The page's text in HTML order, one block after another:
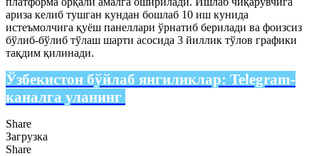
ариза келиб тушган кундан бошлаб 10 иш кунида
истеъмолчига қуёш панеллари ўрнатиб берилади ва фоизсиз
бўлиб-бўлиб тўлаш шарти асосида 3 йиллик тўлов графики
тақдим қилинади.
Ўзбекистон бўйлаб янгиликлар: Telegram-
каналга уланинг
Share
Загрузка
Share